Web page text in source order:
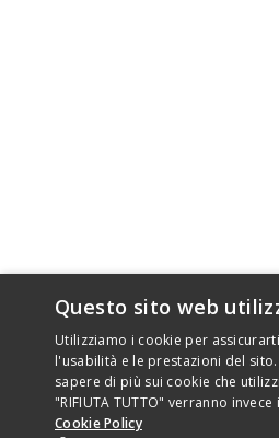
Copyright 2026 -
Tutti i diritti riservati - P.Iva
Questo sito web
Utilizziamo i cookie per
l'usabilità e le prestazioni del sito.
sapere di più sui cookie che
"RIFIUTA TUTTO" verranno
Cookie Policy